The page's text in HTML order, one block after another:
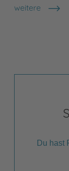
weitere
Shops anzeigen
Du hast